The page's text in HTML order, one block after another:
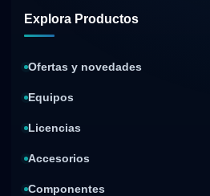
Explora Productos
Ofertas y novedades
Equipos
Licencias
Accesorios
Componentes